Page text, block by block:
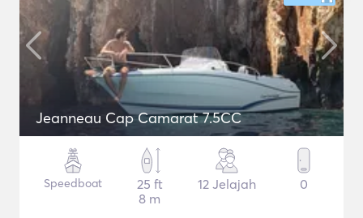
Jeanneau Cap Camarat 7.5CC
Speedboat
25 ft
8 m
12 Jelajah 0